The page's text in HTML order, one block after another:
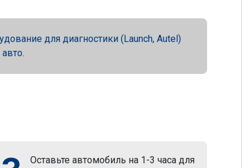
для диагностики (Launch, Autel)
Оставьте автомобиль на 1-3 часа для